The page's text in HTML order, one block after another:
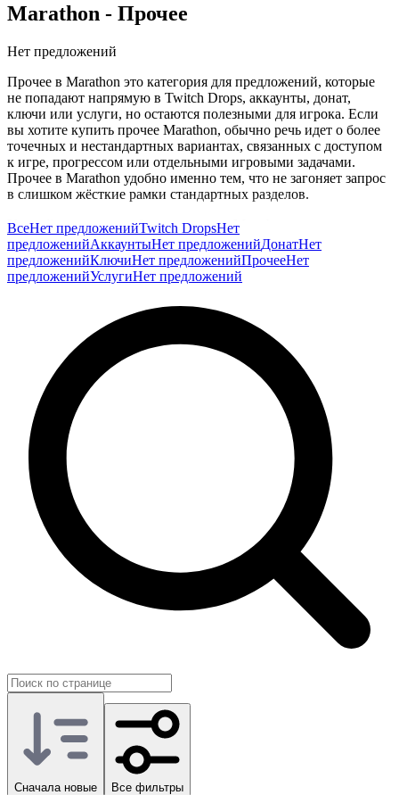
Marathon - Прочее
Нет предложений
Прочее в Marathon это категория для предложений, которые
не попадают напрямую в Twitch Drops, аккаунты, донат,
ключи или услуги, но остаются полезными для игрока. Если
вы хотите купить прочее Marathon, обычно речь идет о более
точечных и нестандартных вариантах, связанных с доступом
к игре, прогрессом или отдельными игровыми задачами.
Прочее в Marathon удобно именно тем, что не загоняет запрос
в слишком жёсткие рамки стандартных разделов.
У такой игры это особенно уместно. Marathon строится на
снаряжении, риске, луте, маршрутах и постоянной адаптации
под конкретную вылазку или стиль игры. Из-за этого у
игроков часто появляются ситуативные запросы, которые
сложно свести только к аккаунту или ключу. В таких случаях
раздел прочее становится полезной зоной для более гибких
Покупка прочего Marathon обычно нужна тогда, когда
стандартные категории не отражают ваш реальный сценарий.
На GG.Store такие предложения публикуют сами игроки,
поэтому этот раздел удобно использовать как
дополнительную точку поиска по игре.
ВсеНет предложенийTwitch DropsНет
предложенийАккаунтыНет предложенийДонатНет
предложенийКлючиНет предложенийПрочееНет
предложенийУслугиНет предложений
Сначала новые Все фильтры